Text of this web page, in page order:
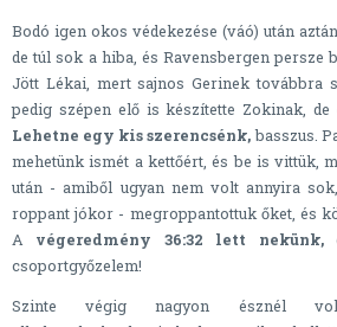
Bodó igen okos védekezése (váó) után
de túl sok a hiba, és Ravensbergen persze
Jött Lékai, mert sajnos Gerinek továbbra
pedig szépen elő is készítette Zokinak, de
Lehetne egy kis szerencsénk,basszus.
mehetünk ismét a kettőért, és be is vittük,
után - amiből ugyan nem volt annyira
roppant jókor - megroppantottuk őket, és
A végeredmény 36:32 lett nekünk,
csoportgyőzelem!
Szinte végig nagyon észnél